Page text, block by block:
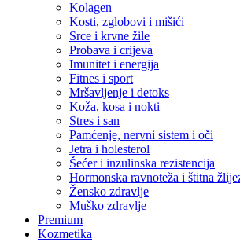
Kolagen
Kosti, zglobovi i mišići
Srce i krvne žile
Probava i crijeva
Imunitet i energija
Fitnes i sport
Mršavljenje i detoks
Koža, kosa i nokti
Stres i san
Pamćenje, nervni sistem i oči
Jetra i holesterol
Šećer i inzulinska rezistencija
Hormonska ravnoteža i štitna
Žensko zdravlje
Muško zdravlje
Premium
Kozmetika